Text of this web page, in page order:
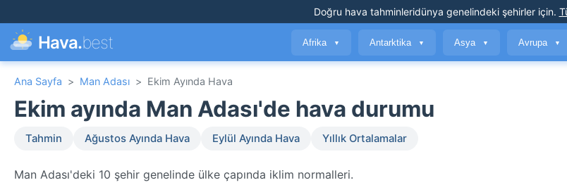
Doğru hava tahminleridünya genelindeki şehirler için.
Hava.best Afrika ▼ Antarktika ▼ Asya ▼ Avrupa ▼
Ana Sayfa > Man Adası > Ekim Ayında Hava
Ekim ayında Man Adası'de hava durumu
Tahmin Ağustos Ayında Hava Eylül Ayında Hava Yıllık Ortalamalar
Man Adası'deki 10 şehir genelinde ülke çapında iklim normalleri.